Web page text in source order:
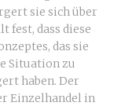
sie sich über
fest, dass diese
das sie
Situation zu
haben. Der
Einzelhandel in